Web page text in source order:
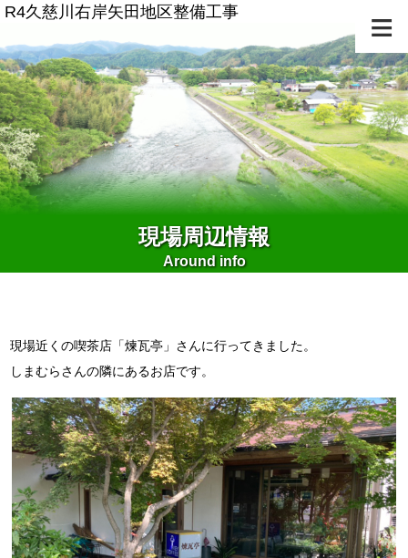
≡
R4久慈川右岸矢田地区整備工事
現場周辺情報
Around info
現場近くの喫茶店「煉瓦亭」さんに行ってきました。
しまむらさんの隣にあるお店です。